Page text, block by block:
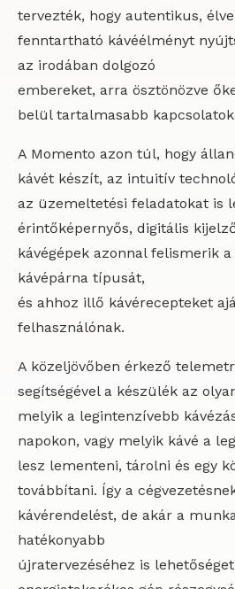
tervezték, hogy autentikus,
fenntartható kávéélményt
az irodában dolgozó
embereket, arra ösztönözve
belül tartalmasabb
A Momento azon túl, hogy
kávét készít, az intuitív
az üzemeltetési feladatokat is
érintőképernyős, digitális
kávégépek azonnal felismerik
kávépárna típusát,
és ahhoz illő kávérecepteket
felhasználónak.
A közeljövőben érkező
segítségével a készülék az
melyik a legintenzívebb
napokon, vagy melyik kávé a
lesz lementeni, tárolni és egy
továbbítani. Így a
kávérendelést, de akár a
hatékonyabb
újratervezéséhez is